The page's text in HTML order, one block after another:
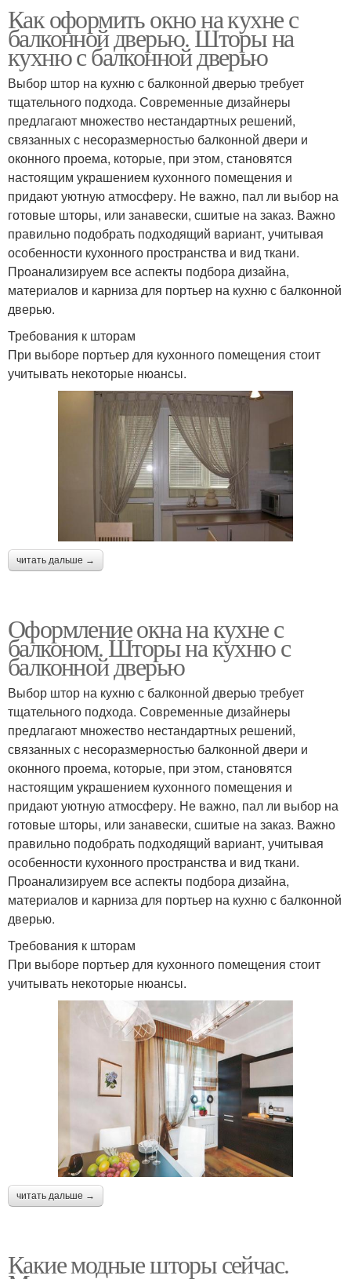
Как оформить окно на кухне с
балконной дверью. Шторы на
кухню с балконной дверью
Выбор штор на кухню с балконной дверью требует
тщательного подхода. Современные дизайнеры
предлагают множество нестандартных решений,
связанных с несоразмерностью балконной двери и
оконного проема, которые, при этом, становятся
настоящим украшением кухонного помещения и
придают уютную атмосферу. Не важно, пал ли выбор на
готовые шторы, или занавески, сшитые на заказ. Важно
правильно подобрать подходящий вариант, учитывая
особенности кухонного пространства и вид ткани.
Проанализируем все аспекты подбора дизайна,
материалов и карниза для портьер на кухню с балконной
дверью.
Требования к шторам
При выборе портьер для кухонного помещения стоит
учитывать некоторые нюансы.
читать дальше →
Оформление окна на кухне с
балконом. Шторы на кухню с
балконной дверью
Выбор штор на кухню с балконной дверью требует
тщательного подхода. Современные дизайнеры
предлагают множество нестандартных решений,
связанных с несоразмерностью балконной двери и
оконного проема, которые, при этом, становятся
настоящим украшением кухонного помещения и
придают уютную атмосферу. Не важно, пал ли выбор на
готовые шторы, или занавески, сшитые на заказ. Важно
правильно подобрать подходящий вариант, учитывая
особенности кухонного пространства и вид ткани.
Проанализируем все аспекты подбора дизайна,
материалов и карниза для портьер на кухню с балконной
дверью.
Требования к шторам
При выборе портьер для кухонного помещения стоит
учитывать некоторые нюансы.
читать дальше →
Какие модные шторы сейчас.